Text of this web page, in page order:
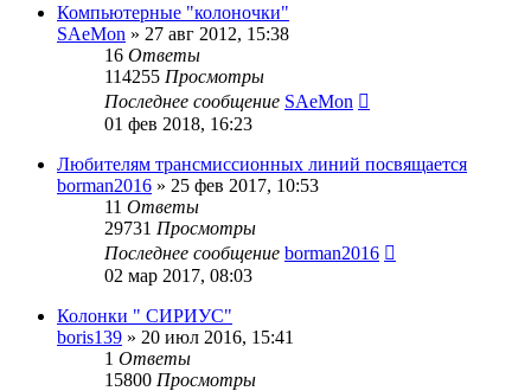
Компьютерные "колоночки"
SAeMon » 27 авг 2012, 15:38
16 Ответы
114255 Просмотры
Последнее сообщение SAeMon
01 фев 2018, 16:23
Любителям трансмиссионных линий посвящается
borman2016 » 25 фев 2017, 10:53
11 Ответы
29731 Просмотры
Последнее сообщение borman2016
02 мар 2017, 08:03
Колонки " СИРИУС"
boris139 » 20 июл 2016, 15:41
1 Ответы
15800 Просмотры